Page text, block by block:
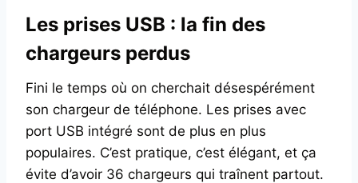
Les prises USB : la fin des
chargeurs perdus
Fini le temps où on cherchait désespérément
son chargeur de téléphone. Les prises avec
port USB intégré sont de plus en plus
populaires. C’est pratique, c’est élégant, et ça
évite d’avoir 36 chargeurs qui traînent partout.